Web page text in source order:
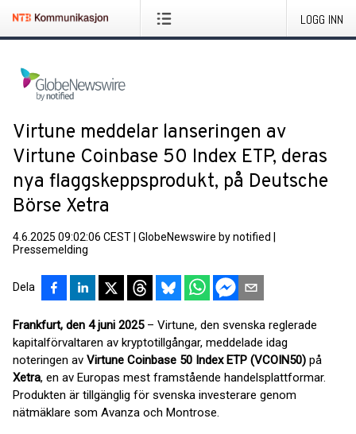
LOGG INN
Virtune meddelar lanseringen av
Virtune Coinbase 50 Index ETP, deras
nya flaggskeppsprodukt, på Deutsche
Börse Xetra
4.6.2025 09:02:06 CEST GlobeNewswire by notified
Pressemelding
Dela
Frankfurt, den 4 juni 2025– Virtune, den svenska reglerade
kapitalförvaltaren av kryptotillgångar, meddelade idag
noteringen av Virtune Coinbase 50 Index ETP (VCOIN50) på
Xetra, en av Europas mest framstående handelsplattformar.
Produkten är tillgänglig för svenska investerare genom
nätmäklare som Avanza och Montrose.